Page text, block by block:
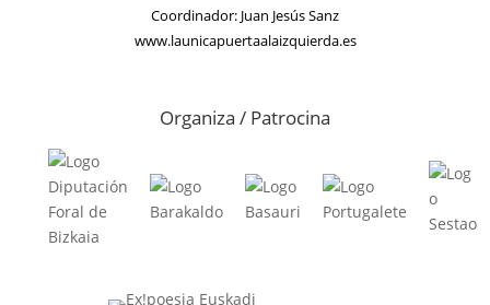
Coordinador: Juan Jesús Sanz
www.launicapuertaalaizquierda.es
Organiza / Patrocina